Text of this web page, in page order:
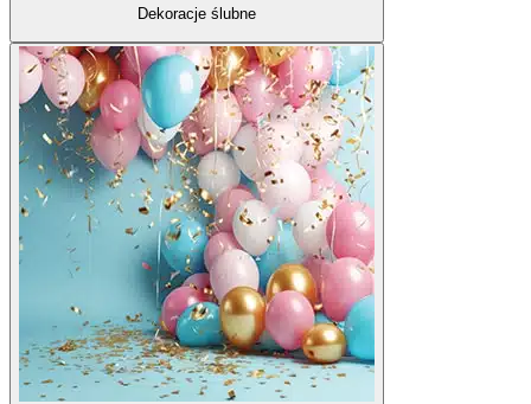
Dekoracje ślubne